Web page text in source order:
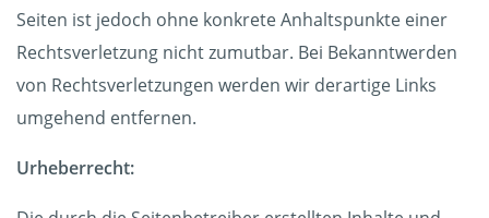
Seiten ist jedoch ohne konkrete Anhaltspunkte einer
Rechtsverletzung nicht zumutbar. Bei Bekanntwerden
von Rechtsverletzungen werden wir derartige Links
umgehend entfernen.
Urheberrecht: